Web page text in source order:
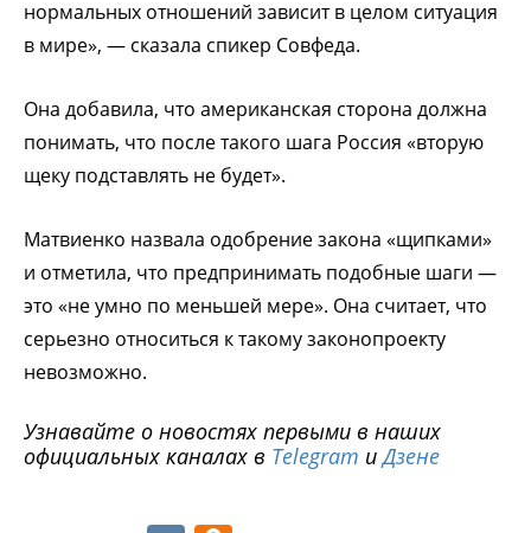
нормальных отношений зависит в целом ситуация
в мире», — сказала спикер Совфеда.
Она добавила, что американская сторона должна
понимать, что после такого шага Россия «вторую
щеку подставлять не будет».
Матвиенко назвала одобрение закона «щипками»
и отметила, что предпринимать подобные шаги —
это «не умно по меньшей мере». Она считает, что
серьезно относиться к такому законопроекту
невозможно.
Узнавайте о новостях первыми в наших
официальных каналах в Telegram иДзене